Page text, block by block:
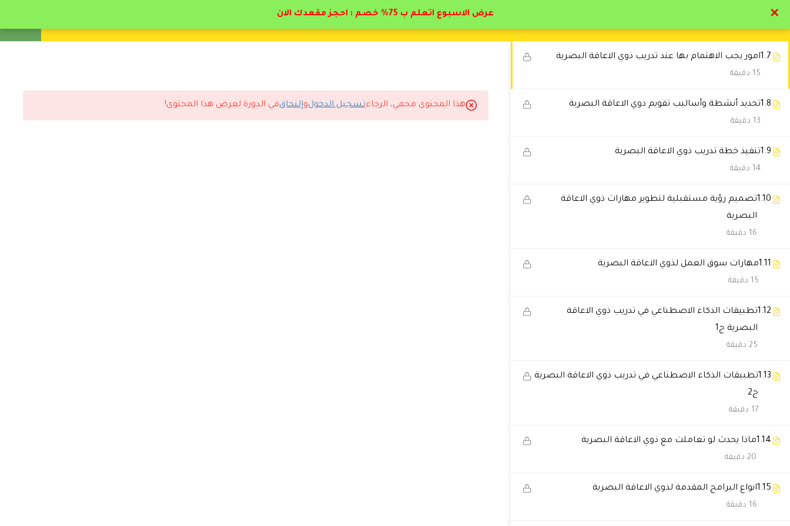
1.7امور يجب الاهتمام بها عند تدريب ذوي الاعاقة البصرية
15 دقيقة
1.8تحديد أنشطة وأساليب تقويم ذوي الاعاقة البصرية
13 دقيقة
1.9تنفيذ خطة تدريب ذوي الاعاقة البصرية
14 دقيقة
1.10تصميم رؤية مستقبلية لتطوير مهارات ذوي الاعاقة
البصرية
16 دقيقة
1.11مهارات سوق العمل لذوي الاعاقة البصرية
15 دقيقة
1.12تطبيقات الذكاء الاصطناعي في تدريب ذوي الاعاقة
البصرية ج1
25 دقيقة
1.13تطبيقات الذكاء الاصطناعي في تدريب ذوي الاعاقة البصرية
ج2
17 دقيقة
1.14ماذا يحدث لو تعاملت مع ذوي الاعاقة البصرية
20 دقيقة
1.15انواع البرامج المقدمة لذوي الاعاقة البصرية
16 دقيقة
هذا المحتوى محمي، الرجاءتسجيل الدخولوإلتحاقفي الدورة لعرض هذا المحتوى!
🔔 اترك رأيك بعد الدراسة
عرض الاسبوع اتعلم ب 75% خصم : احجز مقعدك الان ✕